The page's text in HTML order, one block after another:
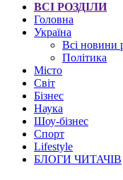
ВСІ РОЗДІЛИ
Головна
Україна
Всі новини
Політика
Місто
Світ
Бізнес
Наука
Шоу-бізнес
Спорт
Lifestyle
БЛОГИ ЧИТАЧІВ